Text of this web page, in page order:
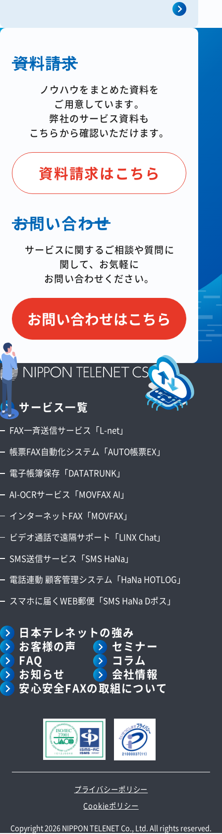
資料請求
ノウハウをまとめた資料を
ご用意しています。
弊社のサービス資料も
こちらから確認いただけます。
資料請求はこちら
お問い合わせ
サービスに関するご相談や質問に
関して、 お気軽に
お問い合わせください。
お問い合わせはこちら
サービス一覧
FAX一斉送信サービス「L-net」
帳票FAX自動化システム「AUTO帳票EX」
電子帳簿保存「DATATRUNK」
AI-OCRサービス「MOVFAX AI」
インターネットFAX「MOVFAX」
ビデオ通話で遠隔サポート「LINX Chat」
SMS送信サービス「SMS HaNa」
電話連動 顧客管理システム「HaNa HOTLOG」
スマホに届くWEB郵便「SMS HaNa Dポス」
日本テレネットの強み
お客様の声
セミナー
FAQ
コラム
お知らせ
会社情報
安心安全FAXの取組について
プライバシーポリシー
Cookieポリシー
Copyright 2026 NIPPON TELENET Co., Ltd. All rights reserved.